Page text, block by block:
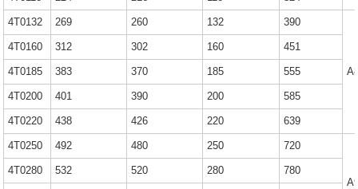
4T0132 269 260 132 390
4T0160 312 302 160 451
4T0185 383 370 185 555
4T0200 401 390 200 585
4T0220 438 426 220 639
4T0250 492 480 250 720
4T0280 532 520 280 780